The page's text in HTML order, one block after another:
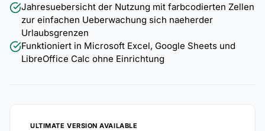
Jahresuebersicht der Nutzung mit farbcodierten Zellen
zur einfachen Ueberwachung sich naeherder
Urlaubsgrenzen
Funktioniert in Microsoft Excel, Google Sheets und
LibreOffice Calc ohne Einrichtung
ULTIMATE VERSION AVAILABLE